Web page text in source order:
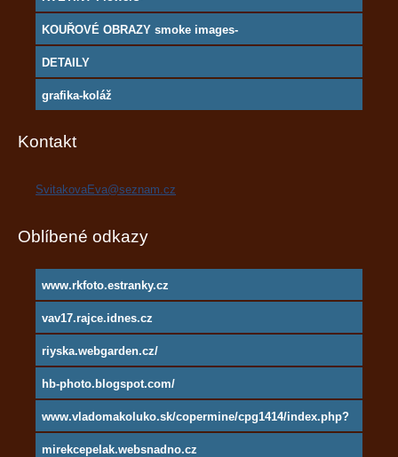
KOUŘOVÉ OBRAZY smoke images-
DETAILY
grafika-koláž
Kontakt
SvitakovaEva@seznam.cz
Oblíbené odkazy
www.rkfoto.estranky.cz
vav17.rajce.idnes.cz
riyska.webgarden.cz/
hb-photo.blogspot.com/
www.vladomakoluko.sk/copermine/cpg1414/index.php?
cat=5
mirekcepelak.websnadno.cz